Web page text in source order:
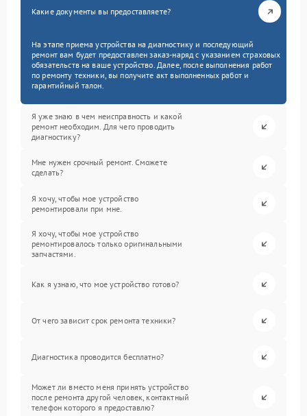
Какие документы вы предоставляете?
На этапе приема устройства на диагностику и последующий
ремонт вам будет предоставлен заказ-наряд с указанием страховых
обязательств на ваше устройство. Далее, после выполнения работ
по ремонту техники, вы получите акт выполненных работ и
гарантийный талон.
Я уже знаю в чем неисправность и какой
ремонт необходим. Для чего проводить
диагностику?
Мне нужен срочный ремонт. Сможете
сделать?
Я хочу, чтобы мое устройство
ремонтировали при мне.
Я хочу, чтобы мое устройство
ремонтировалось только оригинальными
запчастями.
Как я узнаю, что мое устройство готово?
От чего зависит срок ремонта техники?
Диагностика проводится бесплатно?
Может ли вместо меня принять устройство
после ремонта другой человек, контактный
телефон которого я предоставлю?